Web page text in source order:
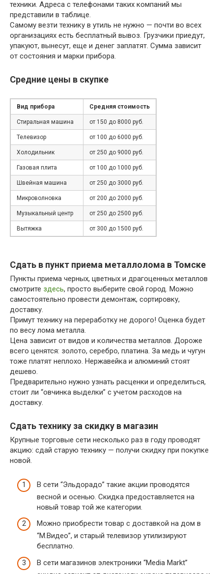
техники. Адреса с телефонами таких компаний мы
представили в таблице.
Самому везти технику в утиль не нужно — почти во всех
организациях есть бесплатный вывоз. Грузчики приедут,
упакуют, вынесут, еще и денег заплатят. Сумма зависит
от состояния и марки прибора.
Средние цены в скупке
Вид прибора Средняя стоимость
Стиральная машина от 150 до 8000 руб.
Телевизор от 100 до 6000 руб.
Холодильник от 250 до 9000 руб.
Газовая плита от 100 до 1000 руб.
Швейная машина от 250 до 3000 руб.
Микроволновка от 200 до 2000 руб.
Музыкальный центр от 250 до 2500 руб.
Вытяжка от 300 до 1500 руб.
Сдать в пункт приема металлолома в Томске
Пункты приема черных, цветных и драгоценных металлов
смотрите здесь, просто выберите свой город. Можно
самостоятельно провести демонтаж, сортировку,
доставку.
Примут технику на переработку не дорого! Оценка будет
по весу лома металла.
Цена зависит от видов и количества металлов. Дороже
всего ценятся: золото, серебро, платина. За медь и чугун
тоже платят неплохо. Нержавейка и алюминий стоят
дешево.
Предварительно нужно узнать расценки и определиться,
стоит ли “овчинка выделки” с учетом расходов на
доставку.
Сдать технику за скидку в магазин
Крупные торговые сети несколько раз в году проводят
акцию: сдай старую технику — получи скидку при покупке
новой.
В сети “Эльдорадо” такие акции проводятся
весной и осенью. Скидка предоставляется на
новый товар той же категории.
Можно приобрести товар с доставкой на дом в
“М.Видео”, и старый телевизор утилизируют
бесплатно.
В сети магазинов электроники “Media Markt”